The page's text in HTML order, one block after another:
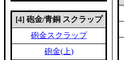
[4] 砲金/青銅 スクラップ
砲金スクラップ
砲金(上)